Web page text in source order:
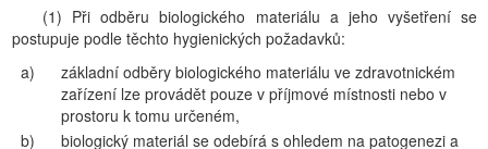
(1) Při odběru biologického materiálu a jeho vyšetření se
postupuje podle těchto hygienických požadavků:
a)
základní odběry biologického materiálu ve zdravotnickém
zařízení lze provádět pouze v příjmové místnosti nebo v
prostoru k tomu určeném,
b)
biologický materiál se odebírá s ohledem na patogenezi a